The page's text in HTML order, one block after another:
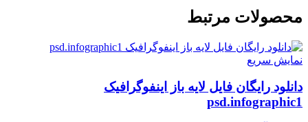
محصولات مرتبط
نمایش سریع
دانلود رایگان فایل لایه باز اینفوگرافیک
psd.infographic1